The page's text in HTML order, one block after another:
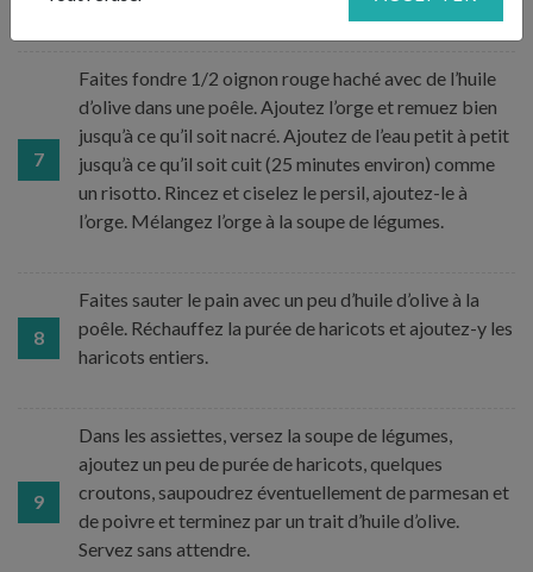
7
Faites fondre 1/2 oignon rouge haché avec de l’huile
d’olive dans une poêle. Ajoutez l’orge et remuez bien
jusqu’à ce qu’il soit nacré. Ajoutez de l’eau petit à petit
jusqu’à ce qu’il soit cuit (25 minutes environ) comme
un risotto. Rincez et ciselez le persil, ajoutez-le à
l’orge. Mélangez l’orge à la soupe de légumes.
8
Faites sauter le pain avec un peu d’huile d’olive à la
poêle. Réchauffez la purée de haricots et ajoutez-y les
haricots entiers.
9
Dans les assiettes, versez la soupe de légumes,
ajoutez un peu de purée de haricots, quelques
croutons, saupoudrez éventuellement de parmesan et
de poivre et terminez par un trait d’huile d’olive.
Servez sans attendre.